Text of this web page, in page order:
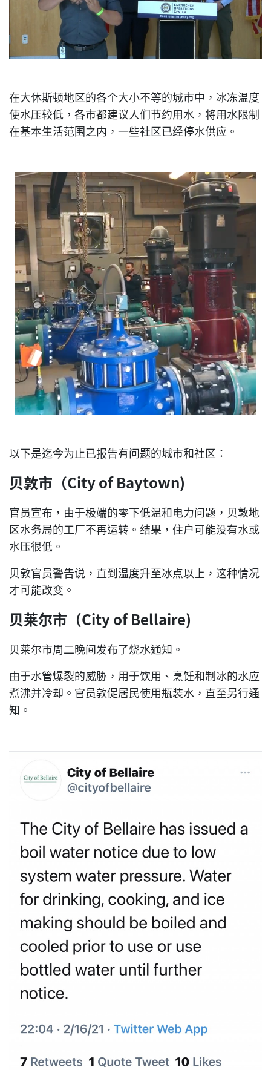
在大休斯顿地区的各个大小不等的城市中，冰冻温度
使水压较低，各市都建议人们节约用水，将用水限制
在基本生活范围之内，一些社区已经停水供应。
以下是迄今为止已报告有问题的城市和社区：
贝敦市（City of Baytown)
官员宣布，由于极端的零下低温和电力问题，贝敦地
区水务局的工厂不再运转。结果，住户可能没有水或
水压很低。
贝敦官员警告说，直到温度升至冰点以上，这种情况
才可能改变。
贝莱尔市（City of Bellaire)
贝莱尔市周二晚间发布了烧水通知。
由于水管爆裂的威胁，用于饮用、烹饪和制冰的水应
煮沸并冷却。官员敦促居民使用瓶装水，直至另行通
知。